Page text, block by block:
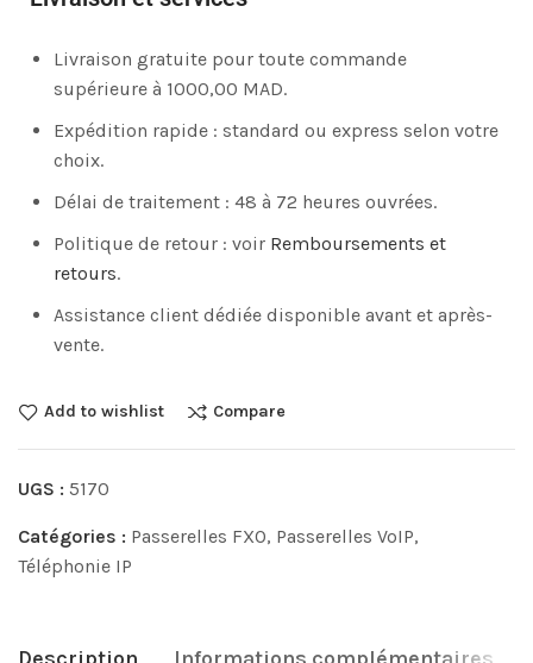
Livraison gratuite pour toute commande
supérieure à 1000,00 MAD.
Expédition rapide : standard ou express selon votre
choix.
Délai de traitement : 48 à 72 heures ouvrées.
Politique de retour : voir Remboursements et
retours.
Assistance client dédiée disponible avant et après-
vente.
Add to wishlist Compare
UGS : 5170
Catégories : Passerelles FXO, Passerelles VoIP,
Téléphonie IP